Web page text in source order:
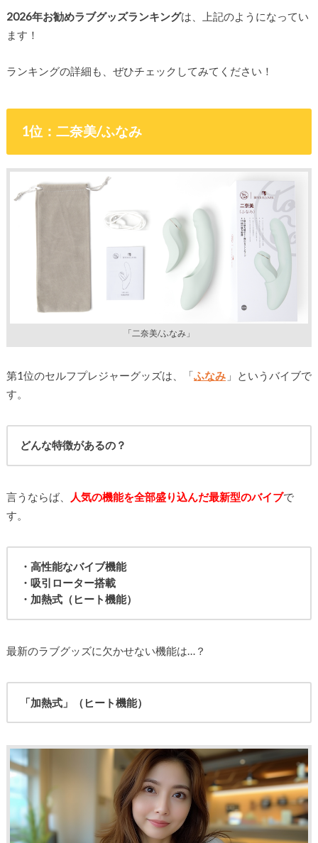
2026年お勧めラブグッズランキングは、上記のようになってい
ます！
ランキングの詳細も、ぜひチェックしてみてください！
1位：二奈美/ふなみ
「二奈美/ふなみ」
第1位のセルフプレジャーグッズは、「ふなみ 」というバイブで
す。
どんな特徴があるの？
言うならば、 人気の機能を全部盛り込んだ最新型のバイブで
す。
・高性能なバイブ機能
・吸引ローター搭載
・加熱式（ヒート機能）
最新のラブグッズに欠かせない機能は…？
「加熱式」（ヒート機能）